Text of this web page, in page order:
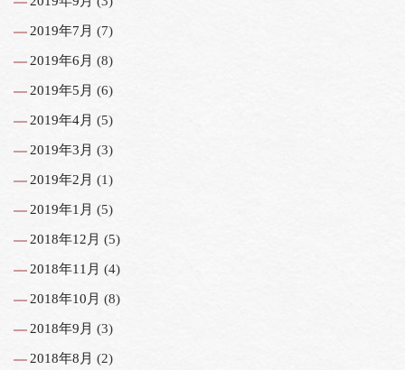
2019年7月 (7)
2019年6月 (8)
2019年5月 (6)
2019年4月 (5)
2019年3月 (3)
2019年2月 (1)
2019年1月 (5)
2018年12月 (5)
2018年11月 (4)
2018年10月 (8)
2018年9月 (3)
2018年8月 (2)